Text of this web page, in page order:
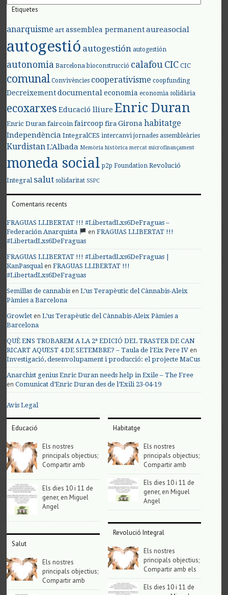
Etiquetes
anarquisme art assemblea permanent aureasocial
autogestió autogestión autogestión
autonomia Barcelona bioconstrucció calafou CIC CIC
comunal Convivències cooperativisme coopfunding
Decreixement documental economia economia solidària
ecoxarxes Educació lliure Enric Duran
Enric Duran faircoin faircoop fira Girona habitatge
Independència IntegralCES intercanvi jornades assembleàries
Kurdistan L'Albada Memòria històrica mercat microfinançament
moneda social p2p Foundation Revolució
Integral salut solidaritat SSPC
Comentaris recents
FRAGUAS LLIBERTAT !!! #LibertadLxs6DeFraguas –
Federación Anarquista
enFRAGUAS LLIBERTAT !!!
#LibertadLxs6DeFraguas
FRAGUAS LLIBERTAT !!! #LibertadLxs6DeFraguas |
KanPasqualenFRAGUAS LLIBERTAT !!!
#LibertadLxs6DeFraguas
Semillas de cannabis enL’us Terapèutic del Cànnabis-Aleix
Pàmies a Barcelona
Growlet enL’us Terapèutic del Cànnabis-Aleix Pàmies a
Barcelona
QUÈ ENS TROBAREM A LA 2ª EDICIÓ DEL TRASTER DE CAN
RICART AQUEST 4 DE SETEMBRE? – Taula de l'Eix Pere IV en
Investigació, desenvolupament i producció: el projecte MaCus
Anarchist genius Enric Duran needs help in Exile – The Free
enComunicat d’Enric Duran des de l’Exili 23-04-19
Avis Legal
Educació
Els nostres
principals objectius;
Compartir amb
Els dies 10 i 11 de
gener, en Miguel
Angel
Salut
Els nostres
principals objectius;
Compartir amb
Habitatge
Els nostres
principals objectius;
Compartir amb
Els dies 10 i 11 de
gener, en Miguel
Angel
Revolució Integral
Els nostres
principals objectius;
Compartir amb els
Els dies 10 i 11 de